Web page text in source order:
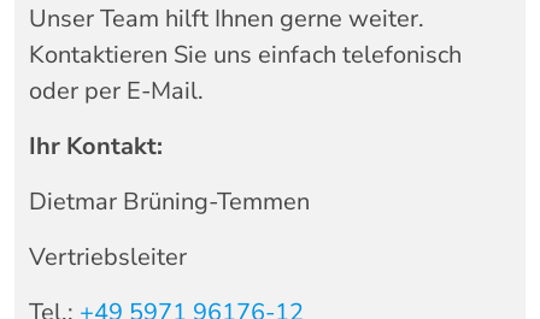
UnserTeam hilft Ihnen gerne weiter.
Kontaktieren Sie uns einfach telefonisch
oder per E-Mail.
Ihr Kontakt:
Dietmar Brüning-Temmen
Vertriebsleiter
Tel.: +49 5971 96176-12